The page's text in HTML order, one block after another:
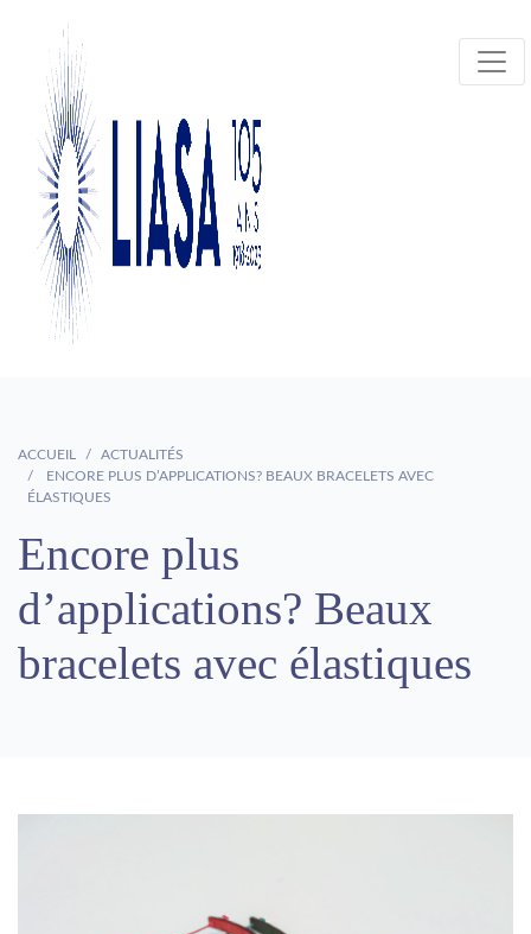
ACCUEIL
ACTUALITÉS
ENCORE PLUS D’APPLICATIONS? BEAUX BRACELETS AVEC
ÉLASTIQUES
Encore plus
d’applications? Beaux
bracelets avec élastiques